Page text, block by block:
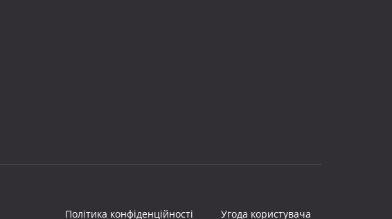
Політика конфіденційності Угода користувача